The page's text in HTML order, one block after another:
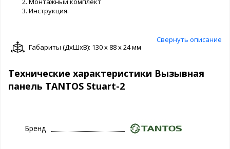
Инструкция.
Свернуть описание
Габариты (ДxШxВ): 130 x 88 x 24 мм
Технические характеристики Вызывная
панель TANTOS Stuart-2
Бренд